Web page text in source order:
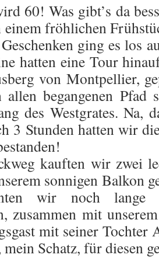
60! Was gibt’s da
einem fröhlichen
ging es los
hatten eine Tour
von Montpellier,
begangenen Pfad
des Westgrates. Na,
3 Stunden hatten wir
kauften wir zwei
sonnigen Balkon
wir noch lange
zusammen mit
mit seiner Tochter
mein Schatz, für diesen